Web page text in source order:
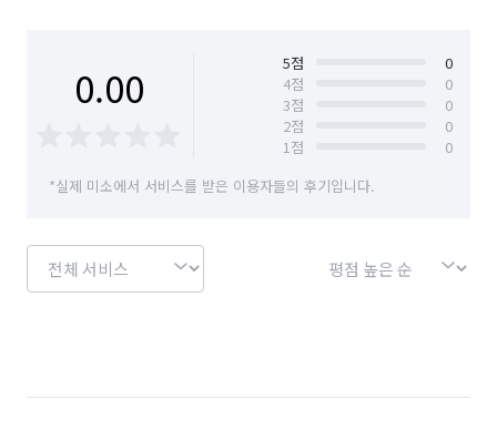
0.00 5점
0
4점
0
3점
0
2점
0
1점
0
*실제 미소에서 서비스를 받은 이용자들의 후기입니다.